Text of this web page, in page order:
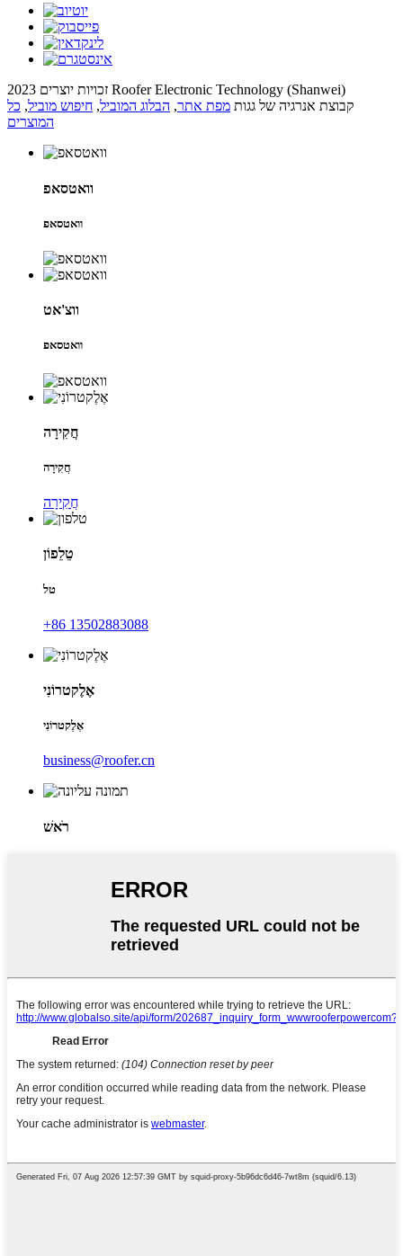
זכויות יוצרים 2023 Roofer Electronic Technology (Shanwei)
קבוצת אנרגיה של גגות מפת אתר, הבלוג המוביל, חיפוש מוביל, כל
המוצרים
וואטסאפ
וואטסאפ
ווצ'אט
וואטסאפ
חֲקִירָה
חֲקִירָה
חֲקִירָה
טֵלֵפוֹן
טל
+86 13502883088
אֶלֶקטרוֹנִי
אֶלֶקטרוֹנִי
business@roofer.cn
רֹאשׁ